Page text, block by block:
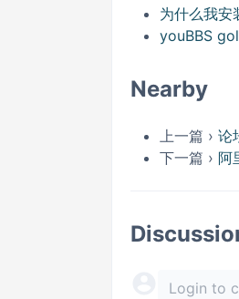
为什么我安
youBBS
Nearby
上一篇 › 论
下一篇 › 阿